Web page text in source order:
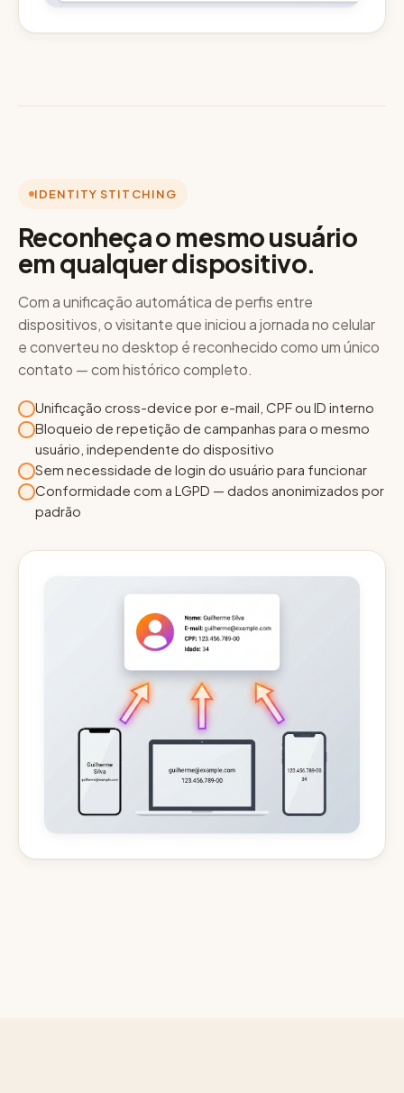
IDENTITY STITCHING
Reconheça o mesmo usuário
em qualquer dispositivo.
Com a unificação automática de perfis entre
dispositivos, o visitante que iniciou a jornada no celular
e converteu no desktop é reconhecido como um único
contato — com histórico completo.
Unificação cross-device por e-mail, CPF ou ID interno
Bloqueio de repetição de campanhas para o mesmo
usuário, independente do dispositivo
Sem necessidade de login do usuário para funcionar
Conformidade com a LGPD — dados anonimizados por
padrão